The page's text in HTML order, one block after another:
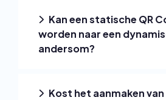
Kan een statische QR
worden naar een
andersom?
Kost het aanmaken van